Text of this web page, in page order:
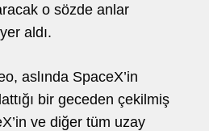
o sözde anlar
aldı.
aslında SpaceX’in
bir geceden çekilmiş
ve diğer tüm uzay